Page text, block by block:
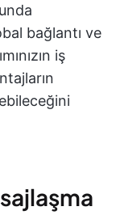
bağlantı ve
iş